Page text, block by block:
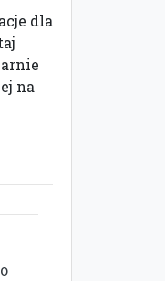
dla
na